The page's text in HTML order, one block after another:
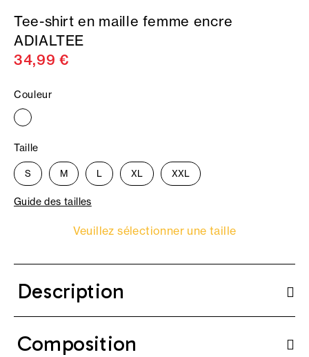
Tee-shirt en maille femme encre
ADIALTEE
34,99 €
Couleur
Taille
S M L XL XXL
Guide des tailles
Veuillez sélectionner une taille
Description
Composition